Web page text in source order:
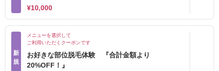
¥10,000
新
規
メニューを選択して
ご利用いただくクーポンです
お好きな部位脱毛体験 『合計金額より
20%OFF！』